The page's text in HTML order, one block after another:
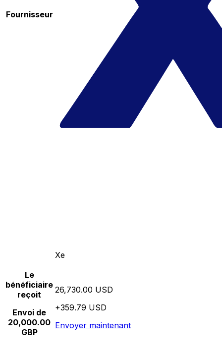
Fournisseur
Xe
Le
bénéficiaire
reçoit
Envoi de
20,000.00
GBP
26,730.00 USD
+359.79 USD
Envoyer maintenant